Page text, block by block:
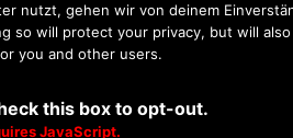
nutzt, gehen wir von deinem
will protect your privacy, but will
you and other users.
this box to opt-out.
JavaScript.